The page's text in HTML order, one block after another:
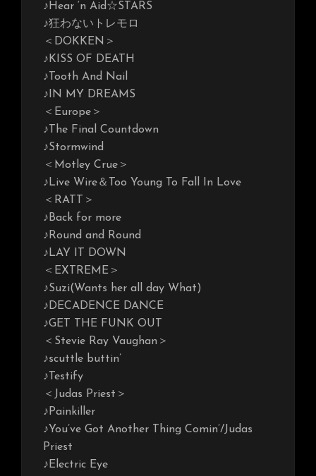
♪Hear ‘n Aid☆STARS
♪狂わないトレモロ
＜DOKKEN＞
♪KISS OF DEATH
♪Tooth And Nail
♪IN MY DREAMS
＜Europe＞
♪The Final Countdown
♪Stormwind
＜Motley Crue＞
♪Live Wire＆Too Young To Fall In Love
＜RATT＞
♪Back for more
♪Round and Round
♪LAY IT DOWN
＜EXTREME＞
♪Suzi(Wants her all day What)
♪DECADENCE DANCE
♪GET THE FUNK OUT
＜Stevie Ray Vaughan＞
♪scuttle buttin’
♪Testify
＜Judas Priest＞
♪Painkiller
♪You’ve Got Another Thing Comin’/Judas
Priest
♪Electric Eye